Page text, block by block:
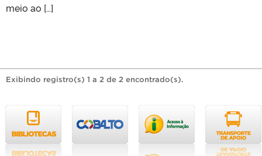
meio ao […]
Exibindo registro(s) 1 a 2 de 2 encontrado(s).